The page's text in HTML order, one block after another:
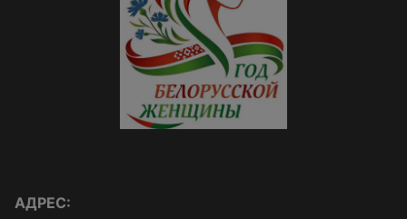
АДРЕС: